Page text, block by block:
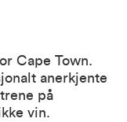
Cape Town.
anerkjente
på
vin.